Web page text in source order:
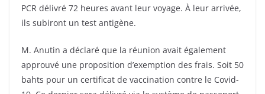
PCR délivré 72 heures avant leur voyage. À leur arrivée,
ils subiront un test antigène.
M. Anutin a déclaré que la réunion avait également
approuvé une proposition d’exemption des frais. Soit 50
bahts pour un certificat de vaccination contre le Covid-